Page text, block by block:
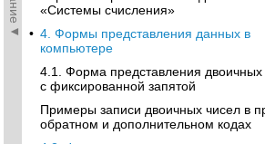
«Системы счисления»
• 4. Формы представления данных в
компьютере
4.1. Форма представления двоичных
с фиксированной запятой
Примеры записи двоичных чисел в
обратном и дополнительном кодах